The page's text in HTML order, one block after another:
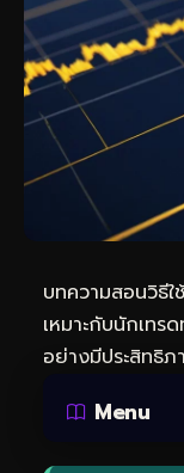
บทความสอนวิธีใ
เหมาะกับนักเทร
อย่างมีประสิทธิภ
Menu